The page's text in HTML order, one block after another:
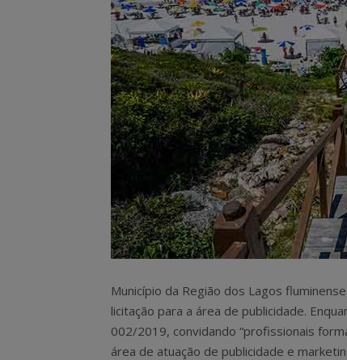
Município da Região dos Lagos
licitação para a área de publicidade.
002/2019, convidando “profissionais
área de atuação de publicidade e